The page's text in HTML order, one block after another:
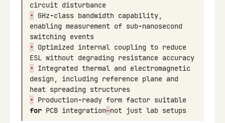
circuit disturbance
•
GHz-class bandwidth capability,
enabling measurement of sub-nanosecond
switching events
•
Optimized internal coupling to reduce
ESL without degrading resistance accuracy
•
Integrated thermal and electromagnetic
design, including reference plane and
heat spreading structures
•
Production-ready form factor suitable
for PCB integration—not just lab setups